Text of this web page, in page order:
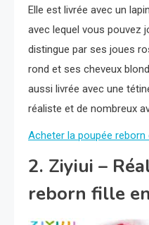
Elle est livrée avec un
avec lequel vous pouvez
distingue par ses joues
rond et ses cheveux
aussi livrée avec une
réaliste et de nombreux
Acheter la poupée reborn
2. Ziyiui –
reborn fille